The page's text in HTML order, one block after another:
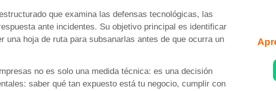
que examina las defensas tecnológicas, las
ante incidentes. Su objetivo principal es identificar
una hoja de ruta para subsanarlas antes de que ocurra un
no es solo una medida técnica: es una decisión
saber qué tan expuesto está tu negocio, cumplir con